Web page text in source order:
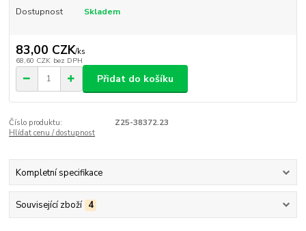
Dostupnost Skladem
83,00 CZK/ks
68,60 CZK bez DPH
Přidat do košíku
Číslo produktu:
Z25-38372.23
Hlídat cenu / dostupnost
Kompletní specifikace
Související zboží 4